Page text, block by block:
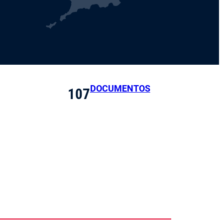
107DOCUMENTOS